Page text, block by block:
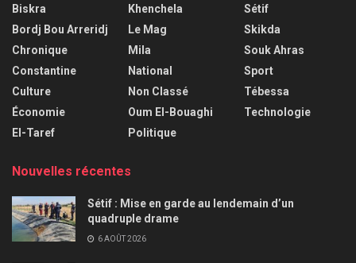
Biskra
Bordj Bou Arreridj
Chronique
Constantine
Culture
Économie
El-Taref
Khenchela
Le Mag
Mila
National
Non Classé
Oum El-Bouaghi
Politique
Sétif
Skikda
Souk Ahras
Sport
Tébessa
Technologie
Nouvelles récentes
Sétif : Mise en garde au lendemain d’un
quadruple drame
6 AOÛT 2026